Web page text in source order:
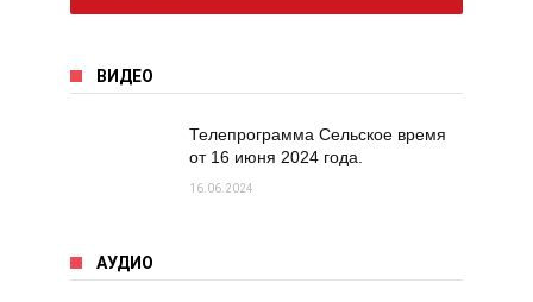
ВИДЕО
Телепрограмма Сельское время
от 16 июня 2024 года.
16.06.2024
АУДИО